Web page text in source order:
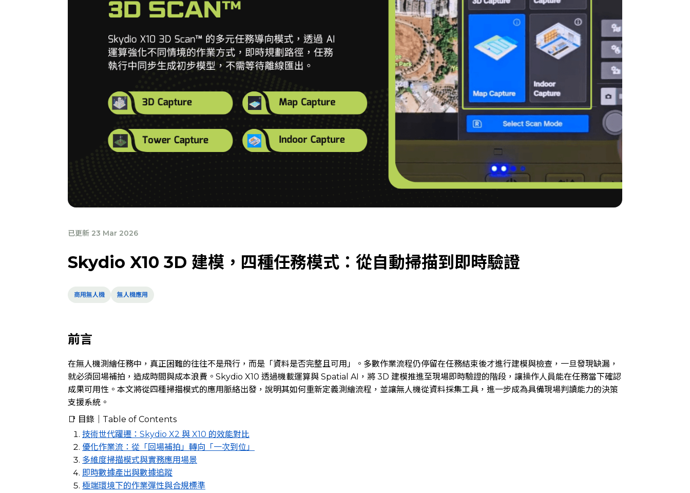
已更新 23 Mar 2026
Skydio X10 3D 建模，四種任務模式：從自動掃描到即時驗證
商用無人機 無人機應用
前言
在無人機測繪任務中，真正困難的往往不是飛行，而是「資料是否完整且可用」。多數作業流程仍停留在任務結束後才進行建模與檢查，一旦發現缺漏，
就必須回場補拍，造成時間與成本浪費。Skydio X10 透過機載運算與 Spatial AI，將 3D 建模推進至現場即時驗證的階段，讓操作人員能在任務當下確認
成果可用性。本文將從四種掃描模式的應用脈絡出發，說明其如何重新定義測繪流程，並讓無人機從資料採集工具，進一步成為具備現場判讀能力的決策
支援系統。
📑 目錄｜Table of Contents
技術世代躍遷：Skydio X2 與 X10 的效能對比
優化作業流：從「回場補拍」轉向「一次到位」
多維度掃描模式與實務應用場景
即時數據產出與數據追蹤
極端環境下的作業彈性與合規標準